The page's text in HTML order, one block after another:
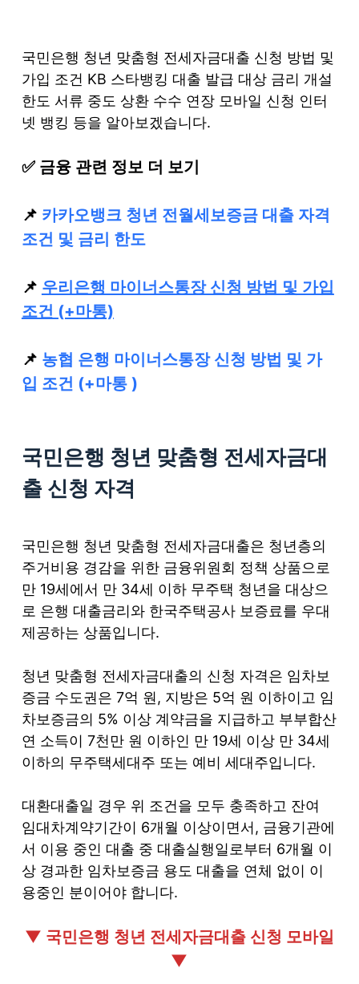
p
o
o
e
국민은행 청년 맞춤형 전세자금대출 신청 방법 및
가입 조건 KB 스타뱅킹 대출 발급 대상 금리 개설
한도 서류 중도 상환 수수 연장 모바일 신청 인터
넷 뱅킹 등을 알아보겠습니다.
✅ 금융 관련 정보 더 보기
📌 카카오뱅크 청년 전월세보증금 대출 자격
조건 및 금리 한도
📌 우리은행 마이너스통장 신청 방법 및 가입
조건 (+마통)
📌 농협 은행 마이너스통장 신청 방법 및 가
입 조건 (+마통 )
국민은행 청년 맞춤형 전세자금대
출 신청 자격
국민은행 청년 맞춤형 전세자금대출은 청년층의
주거비용 경감을 위한 금융위원회 정책 상품으로
만 19세에서 만 34세 이하 무주택 청년을 대상으
로 은행 대출금리와 한국주택공사 보증료를 우대
제공하는 상품입니다.
청년 맞춤형 전세자금대출의 신청 자격은 임차보
증금 수도권은 7억 원, 지방은 5억 원 이하이고 임
차보증금의 5% 이상 계약금을 지급하고 부부합산
연 소득이 7천만 원 이하인 만 19세 이상 만 34세
이하의 무주택세대주 또는 예비 세대주입니다.
대환대출일 경우 위 조건을 모두 충족하고 잔여
임대차계약기간이 6개월 이상이면서, 금융기관에
서 이용 중인 대출 중 대출실행일로부터 6개월 이
상 경과한 임차보증금 용도 대출을 연체 없이 이
용중인 분이어야 합니다.
▼ 국민은행 청년 전세자금대출 신청 모바일
▼